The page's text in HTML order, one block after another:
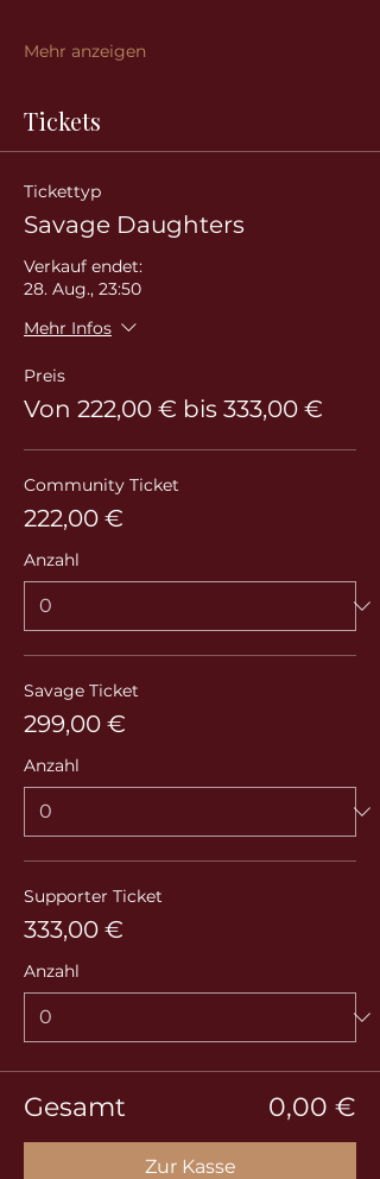
Mehr anzeigen
Tickets
Tickettyp
Savage Daughters
Verkauf endet:
28. Aug., 23:50
Mehr Infos
Preis
Von 222,00 € bis 333,00 €
Community Ticket
222,00 €
Anzahl
Savage Ticket
299,00 €
Anzahl
Supporter Ticket
333,00 €
Anzahl
Gesamt 0,00 €
Zur Kasse